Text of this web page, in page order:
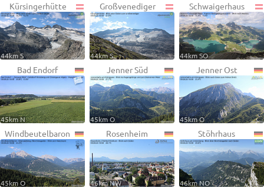
Kürsingerhütte
44km S
Großvenediger
44km S
Schwaigerhaus
44km SO
Bad Endorf
45km N
Jenner Süd
45km O
Jenner Ost
45km O
Windbeutelbaron
45km O
Rosenheim
46km NW
Stöhrhaus
46km NO